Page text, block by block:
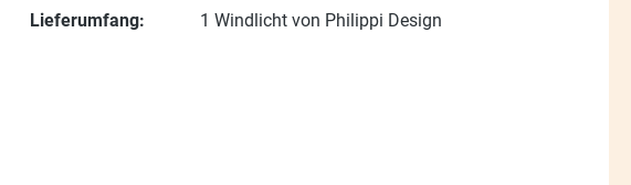
Lieferumfang:
1 Windlicht von Philippi Design